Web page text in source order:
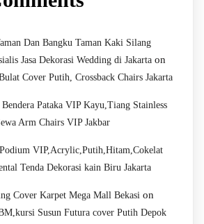
Dan Bangku Taman Kaki Silang
Jasa Dekorasi Wedding di Jakarta on
Cover Putih, Crossback Chairs Jakarta
Pataka VIP Kayu,Tiang Stainless
Arm Chairs VIP Jakbar
Podium VIP,Acrylic,Putih,Hitam,Cokelat
Tenda Dekorasi kain Biru Jakarta
Cover Karpet Mega Mall Bekasi on
Susun Futura cover Putih Depok